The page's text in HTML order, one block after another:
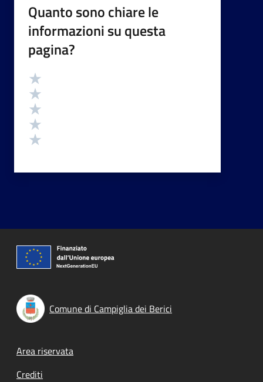
Quanto sono chiare le
informazioni su questa
pagina?
Valutazione
Comune di Campiglia dei Berici
Footer menu
Area riservata
Crediti